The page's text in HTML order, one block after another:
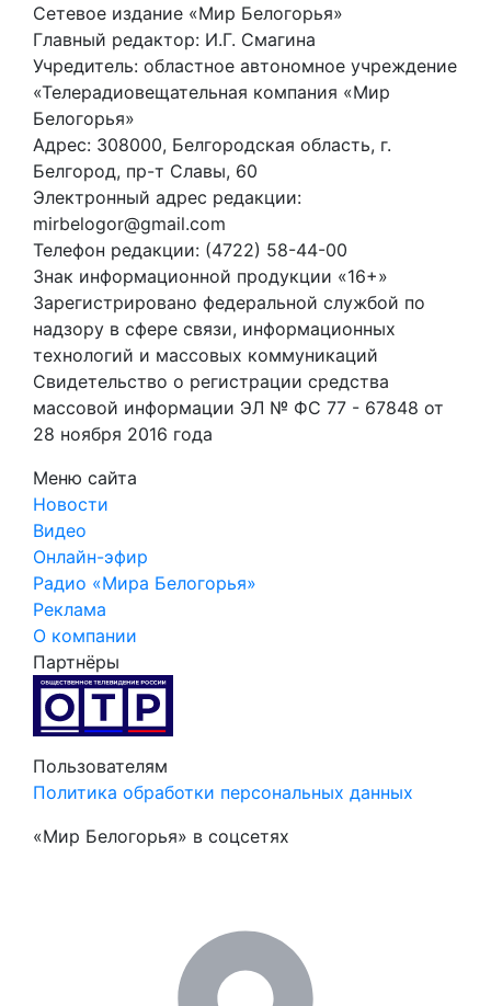
Сетевое издание «Мир Белогорья»
Главный редактор: И.Г. Смагина
Учредитель: областное автономное учреждение
«Телерадиовещательная компания «Мир
Белогорья»
Адрес: 308000, Белгородская область, г.
Белгород, пр-т Славы, 60
Электронный адрес редакции:
mirbelogor@gmail.com
Телефон редакции: (4722) 58-44-00
Знак информационной продукции «16+»
Зарегистрировано федеральной службой по
надзору в сфере связи, информационных
технологий и массовых коммуникаций
Свидетельство о регистрации средства
массовой информации ЭЛ № ФС 77 - 67848 от
28 ноября 2016 года
Меню сайта
Новости
Видео
Онлайн-эфир
Радио «Мира Белогорья»
Реклама
О компании
Партнёры
Пользователям
Политика обработки персональных данных
«Мир Белогорья» в соцсетях